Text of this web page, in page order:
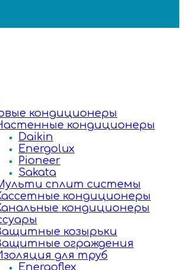
кондиционеры
кондиционеры
Daikin
Energolux
Pioneer
Sakata
сплит системы
кондиционеры
кондиционеры
козырьки
ограждения
для труб
Energoflex